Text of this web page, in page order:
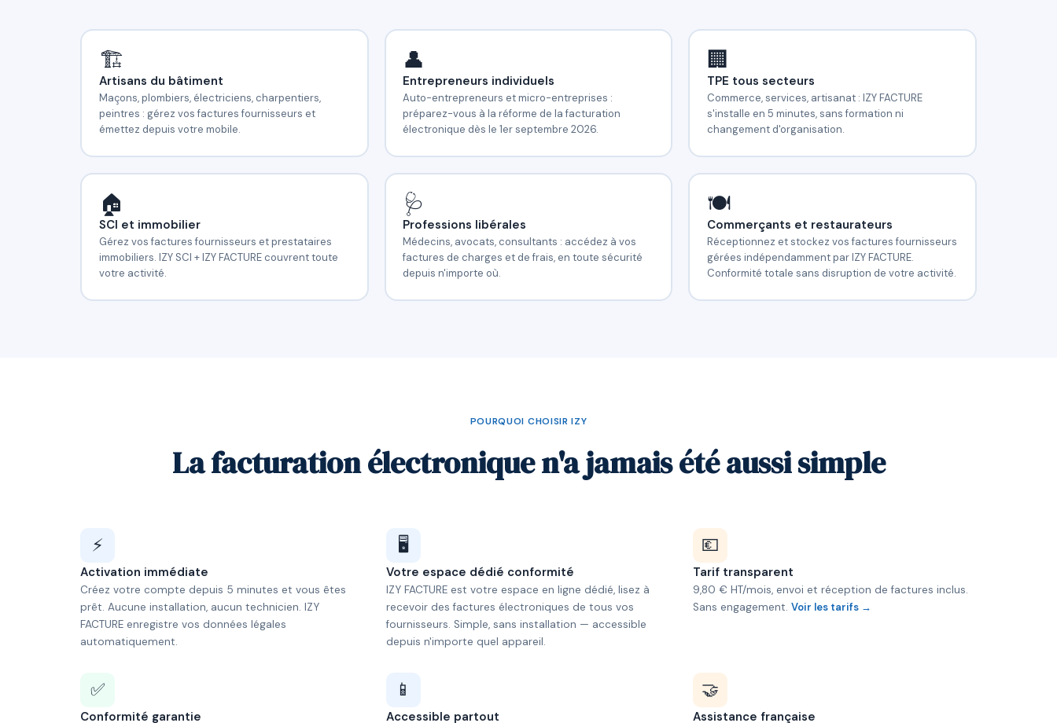
🏗️
Artisans du bâtiment
Maçons, plombiers, électriciens, charpentiers,
peintres : gérez vos factures fournisseurs et
émettez depuis votre mobile.
👤
Entrepreneurs individuels
Auto-entrepreneurs et micro-entreprises :
préparez-vous à la réforme de la facturation
électronique dès le 1er septembre 2026.
🏢
TPE tous secteurs
Commerce, services, artisanat : IZY FACTURE
s'installe en 5 minutes, sans formation ni
changement d'organisation.
🏠
SCI et immobilier
Gérez vos factures fournisseurs et prestataires
immobiliers. IZY SCI + IZY FACTURE couvrent toute
votre activité.
🩺
Professions libérales
Médecins, avocats, consultants : accédez à vos
factures de charges et de frais, en toute sécurité
depuis n'importe où.
🍽️
Commerçants et restaurateurs
Réceptionnez et stockez vos factures fournisseurs
gérées indépendamment par IZY FACTURE.
Conformité totale sans disruption de votre activité.
POURQUOI CHOISIR IZY
La facturation électronique n'a jamais été aussi simple
⚡
Activation immédiate
Créez votre compte depuis 5 minutes et vous êtes
prêt. Aucune installation, aucun technicien. IZY
FACTURE enregistre vos données légales
automatiquement.
🖥️
Votre espace dédié conformité
IZY FACTURE est votre espace en ligne dédié, lisez à
recevoir des factures électroniques de tous vos
fournisseurs. Simple, sans installation — accessible
depuis n'importe quel appareil.
💶
Tarif transparent
9,80 € HT/mois, envoi et réception de factures inclus.
Sans engagement. Voir les tarifs →
✅
Conformité garantie
📱
Accessible partout
🤝
Assistance française